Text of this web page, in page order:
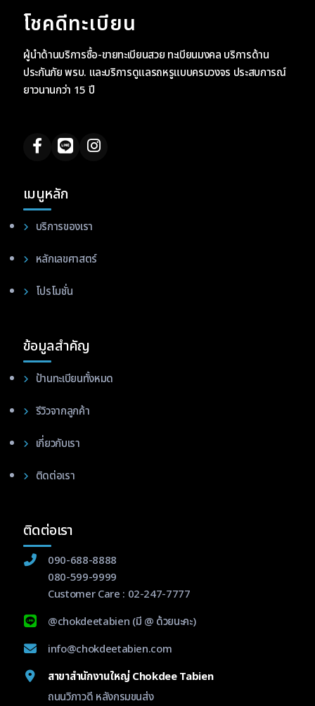
โชคดีทะเบียน
ผู้นำด้านบริการซื้อ-ขายทะเบียนสวย ทะเบียนมงคล บริการด้าน
ประกันภัย พรบ. และบริการดูแลรถหรูแบบครบวงจร ประสบการณ์
ยาวนานกว่า 15 ปี
เมนูหลัก
บริการของเรา
หลักเลขศาสตร์
โปรโมชั่น
ข้อมูลสำคัญ
ป้านทะเบียนทั้งหมด
รีวิวจากลูกค้า
เกี่ยวกับเรา
ติดต่อเรา
ติดต่อเรา
090-688-8888
080-599-9999
Customer Care : 02-247-7777
@chokdeetabien (มี @ ด้วยนะคะ)
info@chokdeetabien.com
สาขาสำนักงานใหญ่ Chokdee Tabien
ถนนวิภาวดี หลังกรมขนส่ง